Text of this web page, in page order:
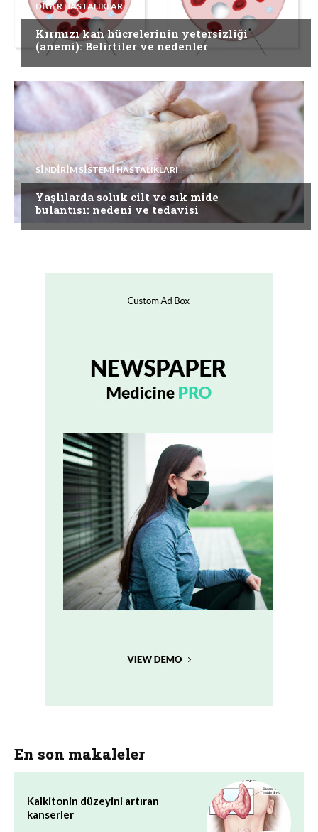
DIĞER HASTALIKLAR
Kırmızı kan hücrelerinin yetersizliği
(anemi): Belirtiler ve nedenler
SINDIRIM SISTEMI HASTALIKLARI
Yaşlılarda soluk cilt ve sık mide
bulantısı: nedeni ve tedavisi
En son makaleler
Kalkitonin düzeyini artıran
kanserler